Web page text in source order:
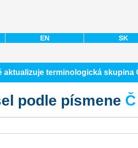
EN SK
aktualizuje terminologická
podle písmene Č